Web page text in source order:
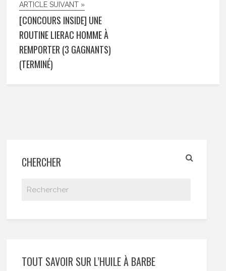
ARTICLE SUIVANT »
[CONCOURS INSIDE] UNE
ROUTINE LIERAC HOMME À
REMPORTER (3 GAGNANTS)
(TERMINÉ)
CHERCHER
TOUT SAVOIR SUR L’HUILE À BARBE